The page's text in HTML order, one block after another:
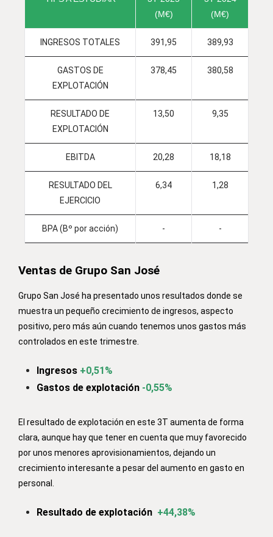
(M€)
(M€)
INGRESOS TOTALES 391,95 389,93
GASTOS DE
EXPLOTACIÓN
378,45 380,58
RESULTADO DE
EXPLOTACIÓN
13,50 9,35
EBITDA 20,28 18,18
RESULTADO DEL
EJERCICIO
6,34 1,28
BPA (Bº por acción) - -
Ventas de Grupo San José
Grupo San José ha presentado unos resultados donde se
muestra un pequeño crecimiento de ingresos, aspecto
positivo, pero más aún cuando tenemos unos gastos más
controlados en este trimestre.
Ingresos +0,51%
Gastos de explotación -0,55%
El resultado de explotación en este 3T aumenta de forma
clara, aunque hay que tener en cuenta que muy favorecido
por unos menores aprovisionamientos, dejando un
crecimiento interesante a pesar del aumento en gasto en
personal.
Resultado de explotación +44,38%